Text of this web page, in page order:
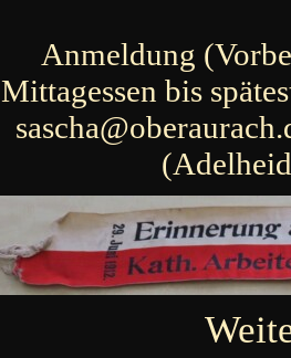
Anmeldung
Mittagessen bis